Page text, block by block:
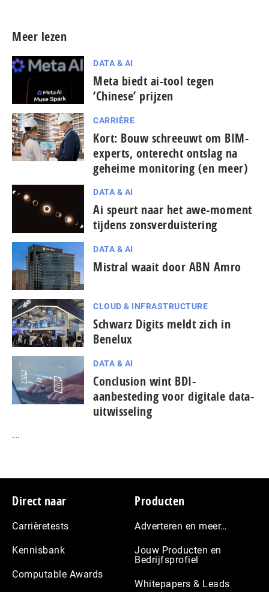
Meer lezen
DATA & AI
Meta biedt ai-tool tegen
‘Chinese’ prijzen
CARRIÈRE
Kort: Bouw schreeuwt om BIM-
experts, onterecht ontslag na
geheime monitoring (en meer)
DATA & AI
Ai speurt naar het awe-moment
tijdens zonsverduistering
DATA & AI
Mistral waait door ABN Amro
CLOUD & INFRASTRUCTURE
Schwarz Digits meldt zich in
Benelux
DATA & AI
Conclusion wint BDI-
aanbesteding voor digitale data-
uitwisseling
...
Footer
Direct naar
Carrièretests
Kennisbank
Computable Awards
Producten
Adverteren en meer…
Jouw Producten en
Bedrijfsprofiel
Whitepapers & Leads